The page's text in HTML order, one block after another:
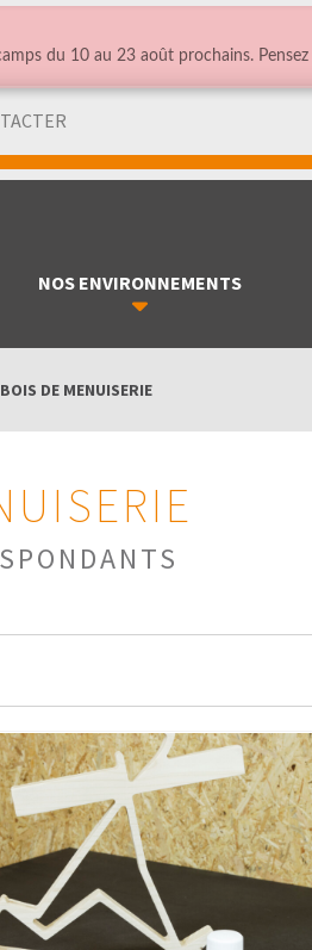
NOS ENVIRONNEMENTS
DE MENUISERIE
du 10 au 23 août prochains.